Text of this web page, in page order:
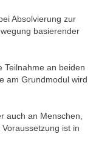
Absolvierung zur
basierender
Teilnahme an beiden
am Grundmodul wird
auch an Menschen,
ist in